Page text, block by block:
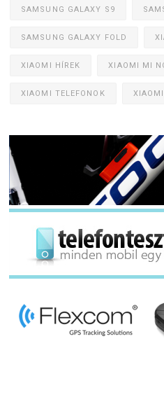
SAMSUNG GALAXY S9
SAMSUNG GALAXY FOLD
XIAOMI HÍREK XIAOMI MI
XIAOMI TELEFONOK